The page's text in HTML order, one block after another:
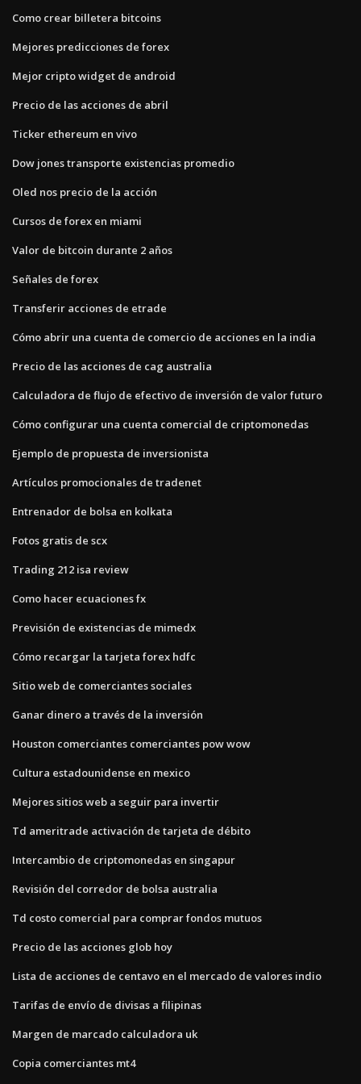
Como crear billetera bitcoins
Mejores predicciones de forex
Mejor cripto widget de android
Precio de las acciones de abril
Ticker ethereum en vivo
Dow jones transporte existencias promedio
Oled nos precio de la acción
Cursos de forex en miami
Valor de bitcoin durante 2 años
Señales de forex
Transferir acciones de etrade
Cómo abrir una cuenta de comercio de acciones en la india
Precio de las acciones de cag australia
Calculadora de flujo de efectivo de inversión de valor futuro
Cómo configurar una cuenta comercial de criptomonedas
Ejemplo de propuesta de inversionista
Artículos promocionales de tradenet
Entrenador de bolsa en kolkata
Fotos gratis de scx
Trading 212 isa review
Como hacer ecuaciones fx
Previsión de existencias de mimedx
Cómo recargar la tarjeta forex hdfc
Sitio web de comerciantes sociales
Ganar dinero a través de la inversión
Houston comerciantes comerciantes pow wow
Cultura estadounidense en mexico
Mejores sitios web a seguir para invertir
Td ameritrade activación de tarjeta de débito
Intercambio de criptomonedas en singapur
Revisión del corredor de bolsa australia
Td costo comercial para comprar fondos mutuos
Precio de las acciones glob hoy
Lista de acciones de centavo en el mercado de valores indio
Tarifas de envío de divisas a filipinas
Margen de marcado calculadora uk
Copia comerciantes mt4